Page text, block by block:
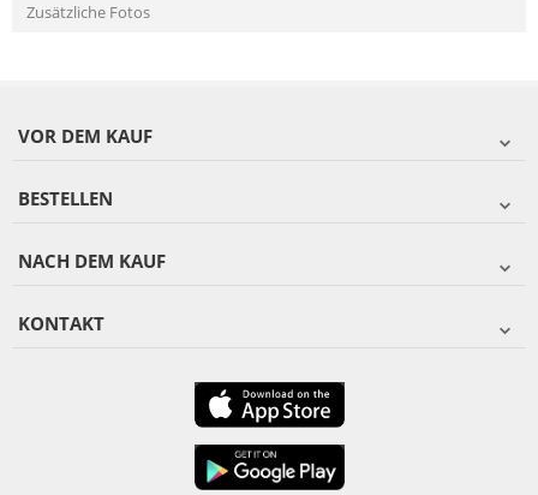
Zusätzliche Fotos
VOR DEM KAUF
BESTELLEN
NACH DEM KAUF
KONTAKT